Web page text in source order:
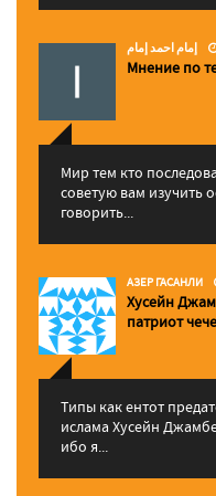
إمام احمد إمام
Мнение по
Мир тем кто
советую вам изучить
говорить...
АЗЕР ГАСАНЛИ
Хусейн
патриот
Типы как ентот
ислама Хусейн
ибо я...